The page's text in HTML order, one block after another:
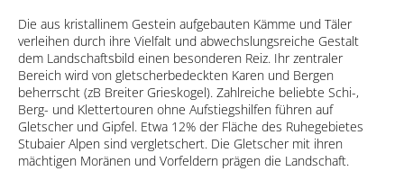
Die aus kristallinem Gestein aufgebauten Kämme und Täler
verleihen durch ihre Vielfalt und abwechslungsreiche Gestalt
dem Landschaftsbild einen besonderen Reiz. Ihr zentraler
Bereich wird von gletscherbedeckten Karen und Bergen
beherrscht (zB Breiter Grieskogel). Zahlreiche beliebte Schi-,
Berg- und Klettertouren ohne Aufstiegshilfen führen auf
Gletscher und Gipfel. Etwa 12% der Fläche des Ruhegebietes
Stubaier Alpen sind vergletschert. Die Gletscher mit ihren
mächtigen Moränen und Vorfeldern prägen die Landschaft.